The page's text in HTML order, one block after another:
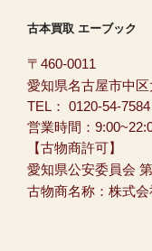
古本買取 エーブック
〒460-0011
愛知県名古屋市中
TEL： 0120-54-7584
営業時間：
【古物商許可】
愛知県公安委員会
古物商名称：株式会